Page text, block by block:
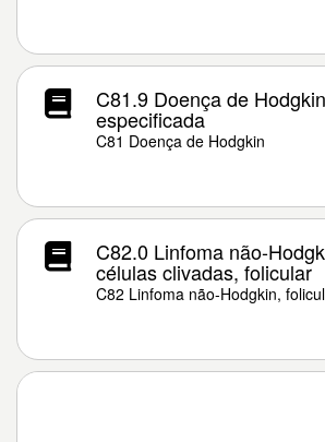
C81.9 Doença de
especificada
C81 Doença de Hodgkin
C82.0 Linfoma não-
células clivadas, folicular
C82 Linfoma não-Hodgkin,